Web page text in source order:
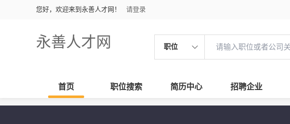
您好，欢迎来到永善人才网！ 请登录
永善人才网 职位
首页 职位搜索 简历中心 招聘企业